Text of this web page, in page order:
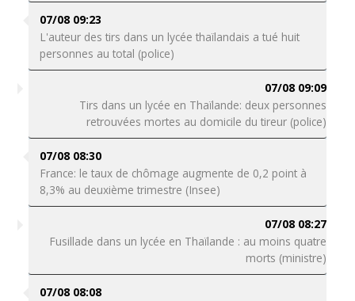
07/08 09:23
L'auteur des tirs dans un lycée thaïlandais a tué huit
personnes au total (police)
07/08 09:09
Tirs dans un lycée en Thaïlande: deux personnes
retrouvées mortes au domicile du tireur (police)
07/08 08:30
France: le taux de chômage augmente de 0,2 point à
8,3% au deuxième trimestre (Insee)
07/08 08:27
Fusillade dans un lycée en Thaïlande : au moins quatre
morts (ministre)
07/08 08:08